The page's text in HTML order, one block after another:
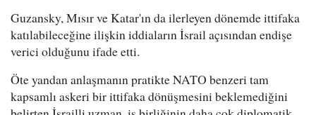
Guzansky, Mısır ve Katar'ın da ilerleyen dönemde ittifaka
katılabileceğine ilişkin iddiaların İsrail açısından endişe
verici olduğunu ifade etti.
Öte yandan anlaşmanın pratikte NATO benzeri tam
kapsamlı askeri bir ittifaka dönüşmesini beklemediğini